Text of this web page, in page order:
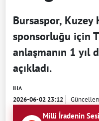
Bursaspor,
sponsorluğu için
anlaşmanın 1 yıl
açıkladı.
IHA
2026-06-02 23:12
Milli İradenin